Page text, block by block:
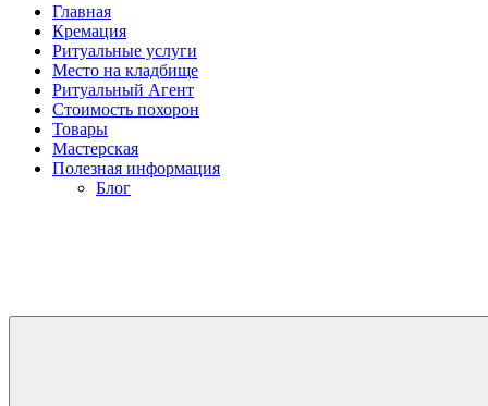
Главная
Кремация
Ритуальные услуги
Место на кладбище
Ритуальный Агент
Стоимость похорон
Товары
Мастерская
Полезная информация
Блог